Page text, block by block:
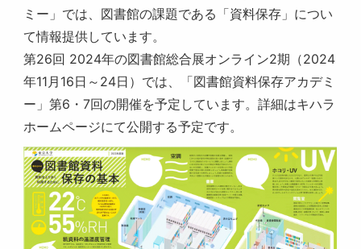
ミー」では、図書館の課題である「資料保存」につい
て情報提供しています。
第26回 2024年の図書館総合展オンライン2期（2024
年11月16日～24日）では、「図書館資料保存アカデミ
ー」第6・7回の開催を予定しています。詳細はキハラ
ホームページにて公開する予定です。